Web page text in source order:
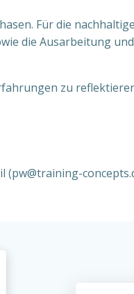
Für die
die Ausarbeitung
zu